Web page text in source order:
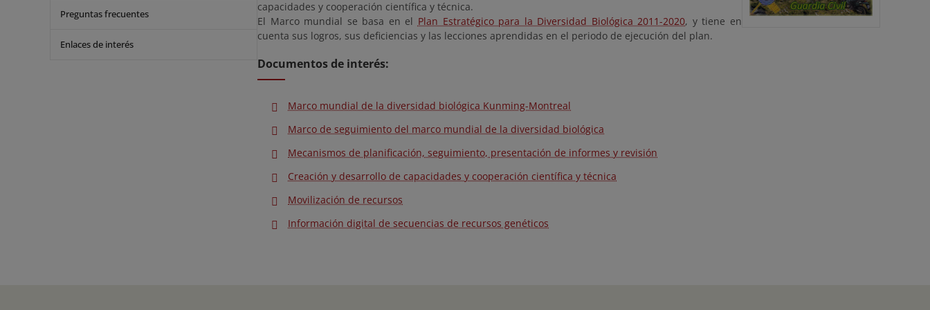
Preguntas frecuentes
Enlaces de interés
capacidades y cooperación científica y técnica.
El Marco mundial se basa en el Plan Estratégico para la Diversidad Biológica 2011-2020, y tiene en
cuenta sus logros, sus deficiencias y las lecciones aprendidas en el periodo de ejecución del plan.
Documentos de interés:
Marco mundial de la diversidad biológica Kunming-Montreal
Marco de seguimiento del marco mundial de la diversidad biológica
Mecanismos de planificación, seguimiento, presentación de informes y revisión
Creación y desarrollo de capacidades y cooperación científica y técnica
Movilización de recursos
Información digital de secuencias de recursos genéticos